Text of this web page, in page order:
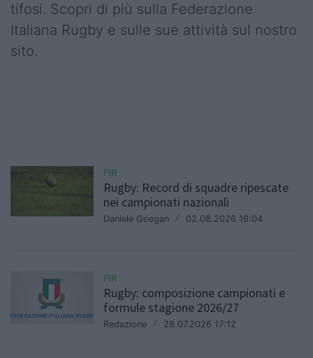
tifosi. Scopri di più sulla Federazione
Italiana Rugby e sulle sue attività sul nostro
sito.
FIR
Rugby: Record di squadre ripescate
nei campionati nazionali
Daniele Goegan / 02.08.2026 16:04
FIR
Rugby: composizione campionati e
formule stagione 2026/27
Redazione / 28.07.2026 17:12